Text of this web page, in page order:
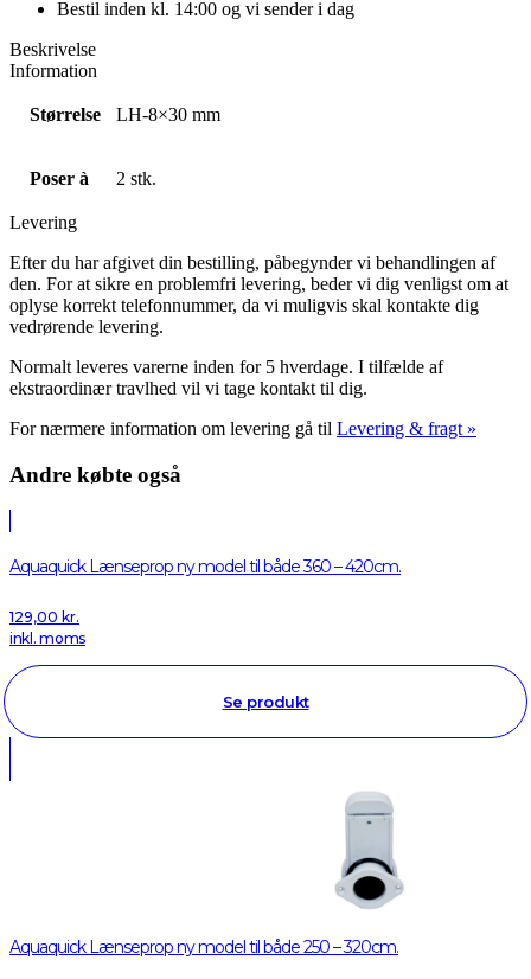
Bestil inden kl. 14:00 og vi sender i dag
Beskrivelse
Information
Størrelse LH-8×30 mm
Poser à 2 stk.
Levering
Efter du har afgivet din bestilling, påbegynder vi behandlingen af
den. For at sikre en problemfri levering, beder vi dig venligst om at
oplyse korrekt telefonnummer, da vi muligvis skal kontakte dig
vedrørende levering.
Normalt leveres varerne inden for 5 hverdage. I tilfælde af
ekstraordinær travlhed vil vi tage kontakt til dig.
For nærmere information om levering gå til Levering & fragt »
Andre købte også
Aquaquick Lænseprop ny model til både 360 – 420cm.
129,00 kr.
inkl. moms
Se produkt
Aquaquick Lænseprop ny model til både 250 – 320cm.